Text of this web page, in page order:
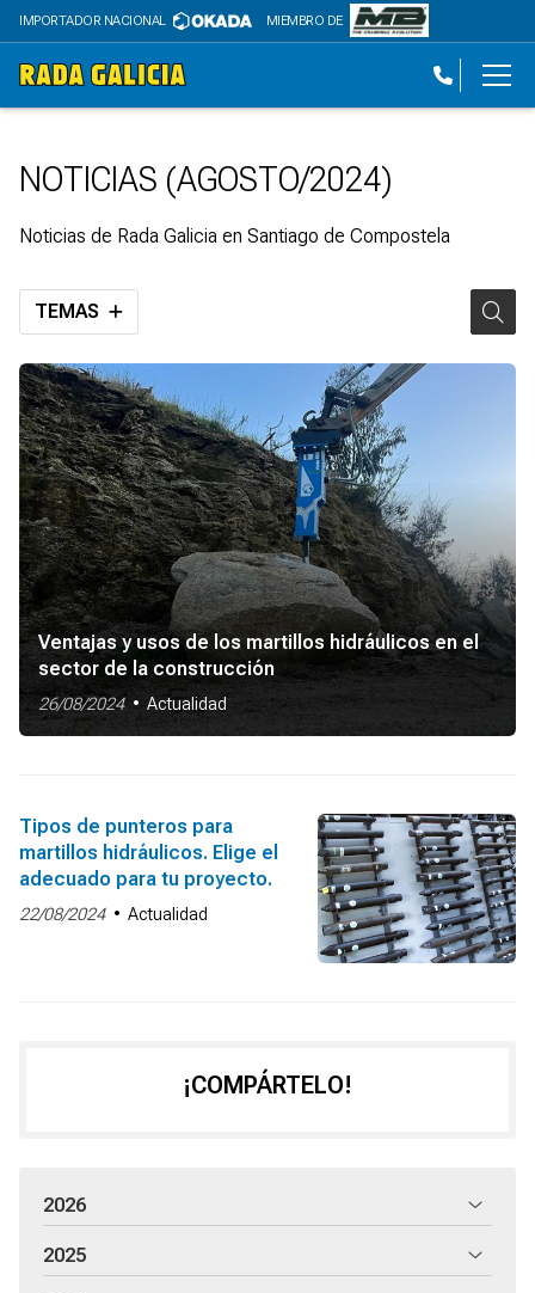
IMPORTADOR NACIONAL MIEMBRO DE
NOTICIAS (AGOSTO/2024)
Noticias de Rada Galicia en Santiago de Compostela
TEMAS
Ventajas y usos de los martillos hidráulicos en el
sector de la construcción
26/08/2024 Actualidad
Tipos de punteros para
martillos hidráulicos. Elige el
adecuado para tu proyecto.
22/08/2024 Actualidad
¡COMPÁRTELO!
2026
2025